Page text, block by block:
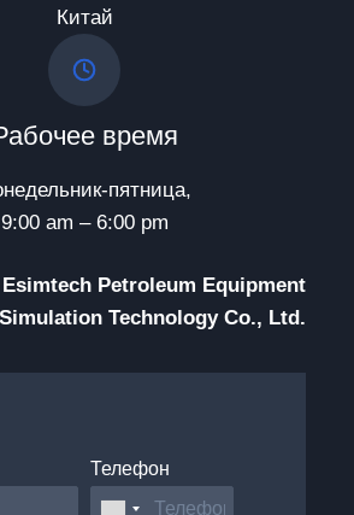
Китай
время
пятница,
9:00 am – 6:00 pm
Petroleum Equipment
Simulation Technology Co., Ltd.
Телефон